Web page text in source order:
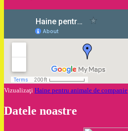
Vizualizaţi Haine pentru animale de companie
Datele noastre